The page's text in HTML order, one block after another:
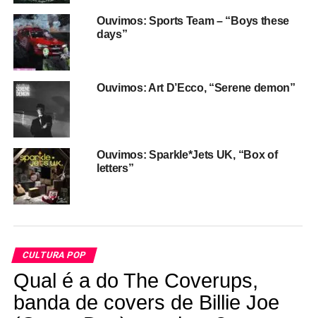
Ouvimos: Sports Team – “Boys these
days”
Ouvimos: Art D’Ecco, “Serene demon”
Ouvimos: Sparkle*Jets UK, “Box of
letters”
CULTURA POP
Qual é a do The Coverups,
banda de covers de Billie Joe